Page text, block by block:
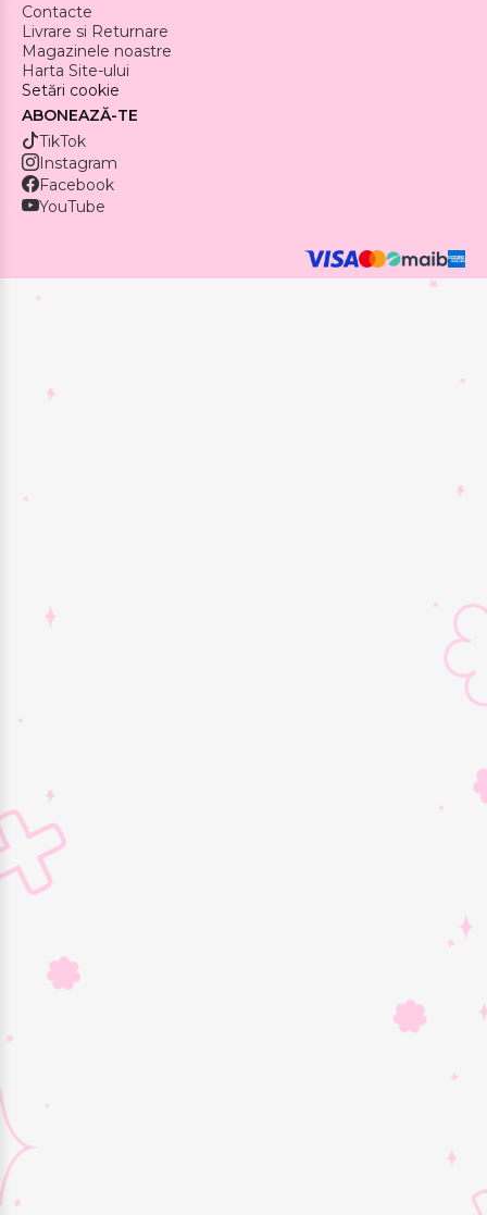
Contacte
Livrare si Returnare
Magazinele noastre
Harta Site-ului
Setări cookie
ABONEAZĂ-TE
TikTok
Instagram
Facebook
YouTube